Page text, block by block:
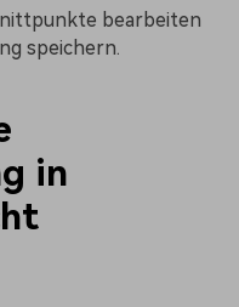
bearbeiten
speichern.
in